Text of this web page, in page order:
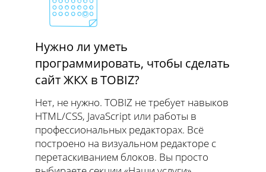
Нужно ли уметь
программировать, чтобы сделать
сайт ЖКХ в TOBIZ?
Нет, не нужно. TOBIZ не требует навыков
HTML/CSS, JavaScript или работы в
профессиональных редакторах. Всё
построено на визуальном редакторе с
перетаскиванием блоков. Вы просто